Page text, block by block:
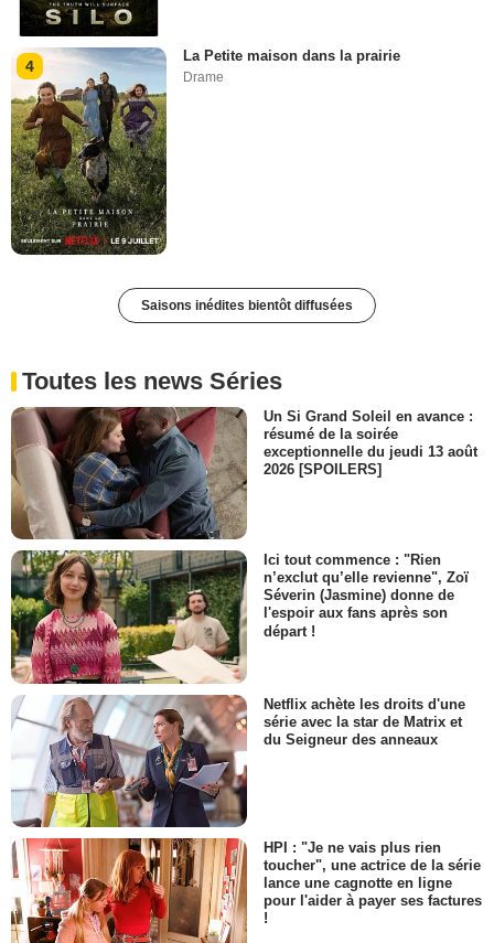
4
La Petite maison dans la prairie
Drame
Saisons inédites bientôt diffusées
Toutes les news Séries
Un Si Grand Soleil en avance :
résumé de la soirée
exceptionnelle du jeudi 13 août
2026 [SPOILERS]
Ici tout commence : "Rien
n’exclut qu’elle revienne", Zoï
Séverin (Jasmine) donne de
l'espoir aux fans après son
départ !
Netflix achète les droits d'une
série avec la star de Matrix et
du Seigneur des anneaux
HPI : "Je ne vais plus rien
toucher", une actrice de la série
lance une cagnotte en ligne
pour l'aider à payer ses factures
!